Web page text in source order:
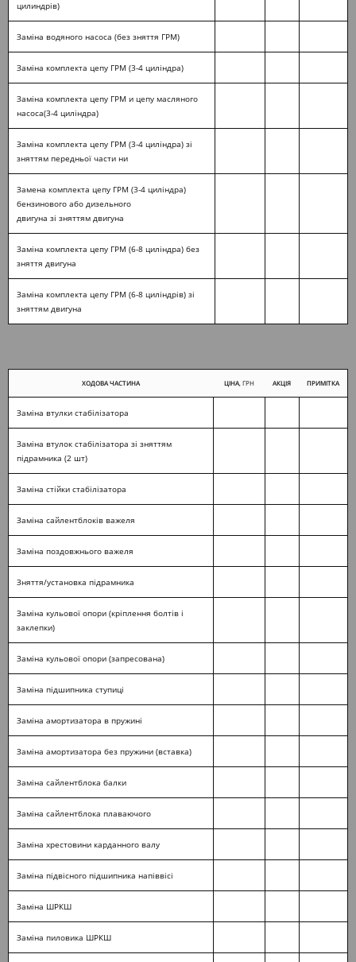
цилиндрів)
Заміна водяного насоса (без зняття ГРМ)
Заміна комплекта цепу ГРМ (3-4 циліндра)
Заміна комплекта цепу ГРМ и цепу масляного
насоса(3-4 циліндра)
Заміна комплекта цепу ГРМ (3-4 циліндра) зі
зняттям передньої части ни
Замена комплекта цепу ГРМ (3-4 циліндра)
бензинового або дизельного
двигуна зі зняттям двигуна
Заміна комплекта цепу ГРМ (6-8 циліндра) без
зняття двигуна
Заміна комплекта цепу ГРМ (6-8 циліндрів) зі
зняттям двигуна
ХОДОВА ЧАСТИНА ЦІНА, ГРН АКЦІЯ ПРИМІТКА
Заміна втулки стабілізатора
Заміна втулок стабілізатора зі зняттям
підрамника (2 шт)
Заміна стійки стабілізатора
Заміна сайлентблоків важеля
Заміна поздовжнього важеля
Зняття/установка підрамника
Заміна кульової опори (кріплення болтів і
заклепки)
Заміна кульової опори (запресована)
Заміна підшипника ступиці
Заміна амортизатора в пружині
Заміна амортизатора без пружини (вставка)
Заміна сайлентблока балки
Заміна сайлентблока плаваючого
Заміна хрестовини карданного валу
Заміна підвісного підшипника напіввісі
Заміна ШРКШ
Заміна пиловика ШРКШ